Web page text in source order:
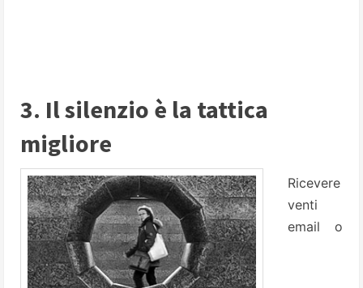
3. Il silenzio è la tattica
migliore
Ricevere
venti
email o